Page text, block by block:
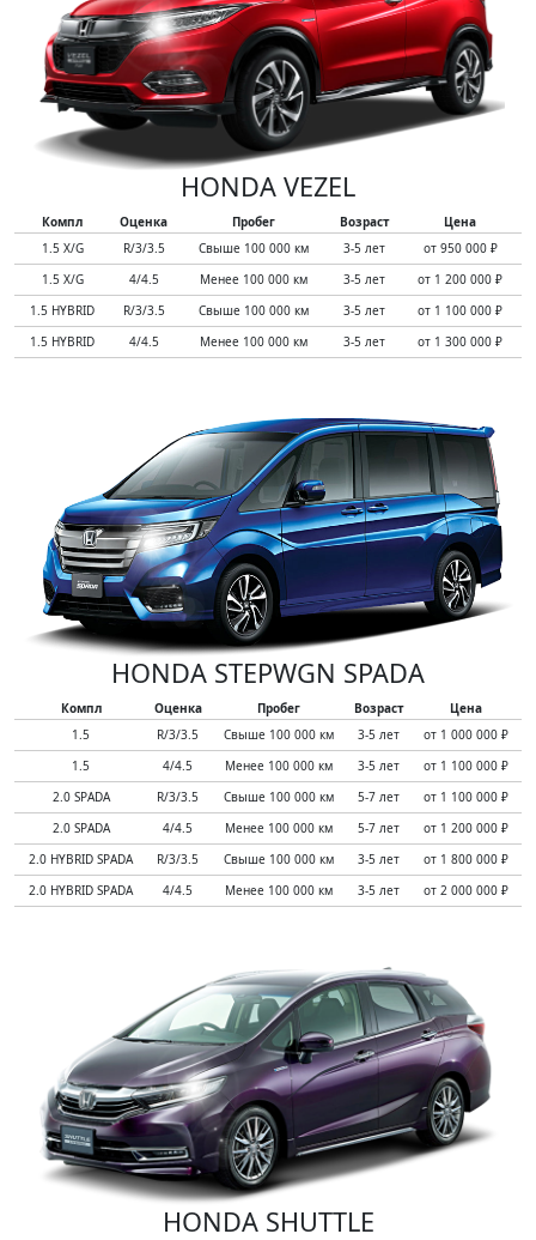
HONDA VEZEL
Компл Оценка Пробег Возраст
Цена
1.5 X/G
R/3/3.5 Свыше 100 000 км 3-5 лет
от 950 000 ₽
1.5 X/G
4/4.5 Менее 100 000 км 3-5 лет
от 1 200 000 ₽
1.5 HYBRID
R/3/3.5 Свыше 100 000 км 3-5 лет
от 1 100 000 ₽
1.5 HYBRID
4/4.5 Менее 100 000 км 3-5 лет от 1 300 000 ₽
HONDA STEPWGN SPADA
Компл Оценка Пробег Возраст
Цена
1.5
R/3/3.5 Свыше 100 000 км 3-5 лет
от 1 000 000 ₽
1.5
4/4.5 Менее 100 000 км 3-5 лет
от 1 100 000 ₽
2.0 SPADA
R/3/3.5 Свыше 100 000 км 5-7 лет
от 1 100 000 ₽
2.0 SPADA
4/4.5 Менее 100 000 км 5-7 лет
от 1 200 000 ₽
2.0 HYBRID SPADA
R/3/3.5 Свыше 100 000 км 3-5 лет
от 1 800 000 ₽
2.0 HYBRID SPADA
4/4.5 Менее 100 000 км 3-5 лет от 2 000 000 ₽
HONDA SHUTTLE